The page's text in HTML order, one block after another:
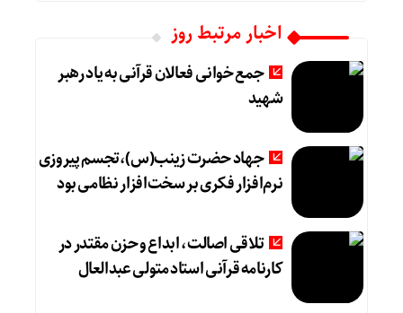
اخبار مرتبط روز
جمع خوانی فعالان قرآنی به یاد رهبر
شهید
جهاد حضرت زینب(س)،تجسم پیروزی
نرم‌افزار فکری بر سخت‌افزار نظامی بود
تلاقی اصالت، ابداع و حزن مقتدر در
کارنامه قرآنی استاد متولی عبدالعال